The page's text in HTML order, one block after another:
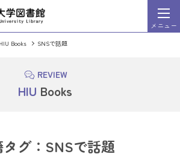
メニュー
Books SNSで話題
REVIEW
HIU Books
グ：SNSで話題
検索